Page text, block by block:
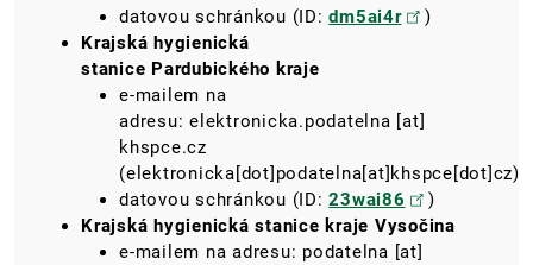
datovou schránkou (ID:dm5ai4r
)
Krajská hygienická
stanice Pardubického kraje
e-mailem na
adresu: elektronicka.podatelna [at]
khspce.cz
(elektronicka[dot]podatelna[at]khspce[dot]cz)
datovou schránkou (ID:23wai86
)
Krajská hygienická stanice kraje Vysočina
e-mailem na adresu: podatelna [at]